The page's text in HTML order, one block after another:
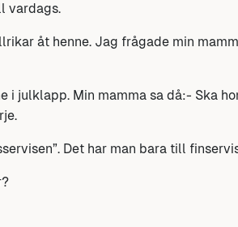
vardags.
åt henne. Jag frågade min
i julklapp. Min mamma sa då:- Ska
Det har man bara till